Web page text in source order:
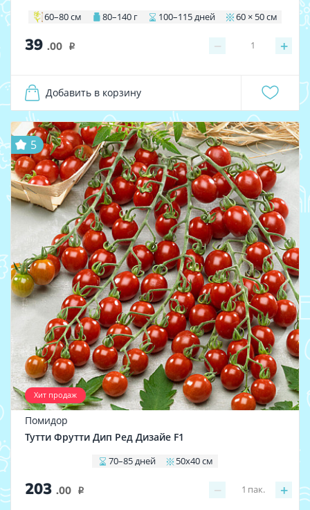
60–80 см 80–140 г 100–115 дней 60 × 50 см
39 .00 i − +
1
Добавить в корзину
Хит продаж
5
Помидор
Тутти Фрутти Дип Ред Дизайе F1
70–85 дней 50х40 см
203 .00 i − +
1 пак.